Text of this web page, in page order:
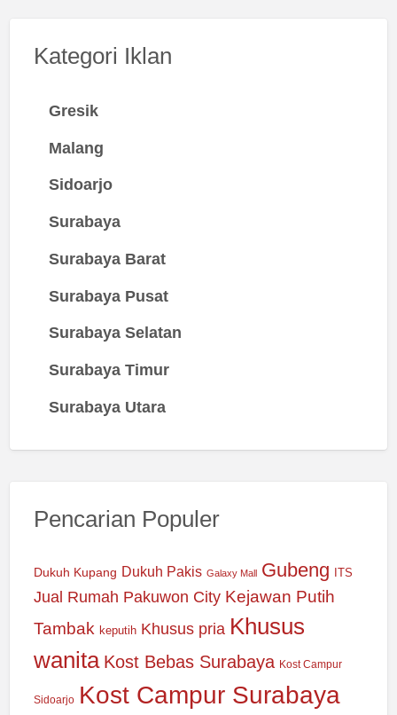
Kategori Iklan
Gresik
Malang
Sidoarjo
Surabaya
Surabaya Barat
Surabaya Pusat
Surabaya Selatan
Surabaya Timur
Surabaya Utara
Pencarian Populer
Dukuh Kupang Dukuh Pakis Galaxy Mall Gubeng ITS
Jual Rumah Pakuwon City Kejawan Putih
Tambak keputih Khusus pria Khusus
wanita Kost Bebas Surabaya Kost Campur
Sidoarjo Kost Campur Surabaya